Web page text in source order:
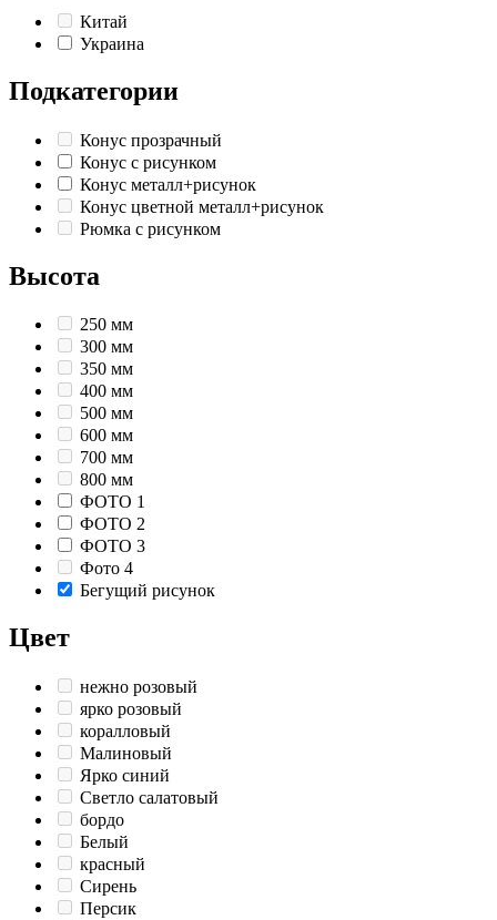
Китай
Украина
Подкатегории
Конус прозрачный
Конус с рисунком
Конус металл+рисунок
Конус цветной металл+рисунок
Рюмка с рисунком
Высота
250 мм
300 мм
350 мм
400 мм
500 мм
600 мм
700 мм
800 мм
ФОТО 1
ФОТО 2
ФОТО 3
Фото 4
Бегущий рисунок
Цвет
нежно розовый
ярко розовый
коралловый
Малиновый
Ярко синий
Светло салатовый
бордо
Белый
красный
Сирень
Персик